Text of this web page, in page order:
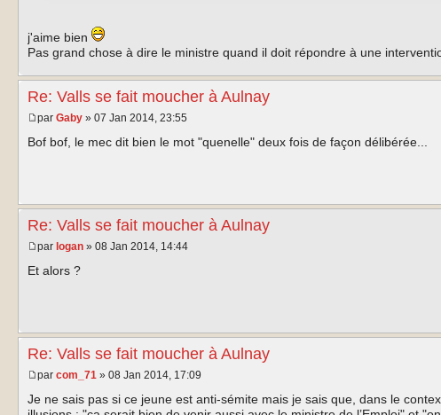
j'aime bien
Pas grand chose à dire le ministre quand il doit répondre à une
Re: Valls se fait moucher à Aulnay
par Gaby » 07 Jan 2014, 23:55
Bof bof, le mec dit bien le mot "quenelle" deux fois de façon délibérée...
Re: Valls se fait moucher à Aulnay
par logan » 08 Jan 2014, 14:44
Et alors ?
Re: Valls se fait moucher à Aulnay
par com_71 » 08 Jan 2014, 17:09
Je ne sais pas si ce jeune est anti-sémite mais je sais que, dans le